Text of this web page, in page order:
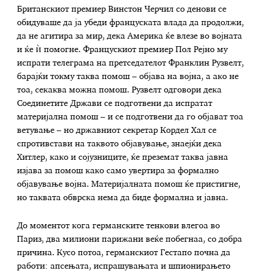
Британскиот премиер Винстон Черчил со денови се
обидуваше да ја убеди француската влада да продолжи,
да не агитира за мир, дека Америка ќе влезе во војната
и ќе ѝ помогне. Францускиот премиер Пол Рејно му
испрати телеграма на претседателот Франклин Рузвелт,
барајќи токму таква помош – објава на војна, а ако не
тоа, секаква можна помош. Рузвелт одговори дека
Соединетите Држави се подготвени да испратат
материјална помош – и се подготвени да го објават тоа
ветување – но државниот секретар Кордел Хал се
спротивстави на таквото објавување, знаејќи дека
Хитлер, како и сојузниците, ќе преземат таква јавна
изјава за помош како само увертира за формално
објавување војна. Материјалната помош ќе пристигне,
но таквата обврска нема да биде формална и јавна.
До моментот кога германските тенкови влегоа во
Париз, два милиони парижани веќе побегнаа, со добра
причина. Кусо потоа, германскиот Гестапо почна да
работи: апсењата, испрашувањата и шпионирањето